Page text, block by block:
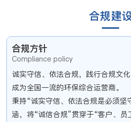
合规建
合规方针
Compliance policy
诚实守信、依法合规，践行合规文
成为全国一流的环保综合运营商。
秉持“诚实守信、依法合规是必须坚
涵，将“诚信合规”贯穿于“客户、员